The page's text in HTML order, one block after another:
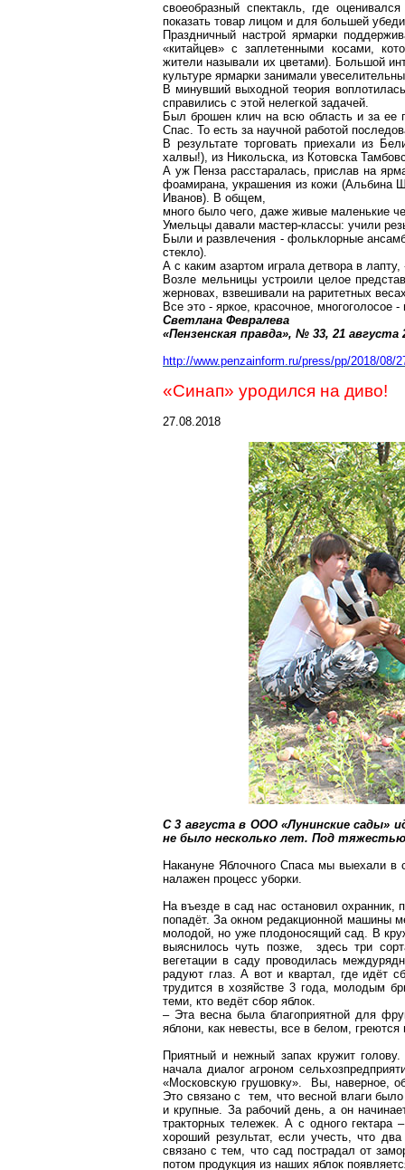
своеобразный спектакль, где
показать товар лицом и для большей
Праздничный настрой ярмарки
«китайцев» с заплетенными косами,
жители называли их цветами). Большой
культуре ярмарки занимали
В минувший выходной теория
справились с этой нелегкой задачей.
Был брошен клич на всю область и за ее
Спас. То есть за научной работой
В результате торговать приехали из
халвы!), из Никольска, из Котовска
А уж Пензарасстаралась, прислав на
фоамирана, украшения из кожи (Альбина
Иванов). В общем,
много было чего, даже живые маленькие
Умельцы давали мастер-классы: учили
Были и развлечения - фольклорные
стекло).
А с каким азартом играла детвора в
Возле мельницы устроили целое
жерновах, взвешивали на раритетных
Все это - яркое, красочное,
Светлана Февралева
«Пензенская правда», № 33, 21 августа
http://www.penzainform.ru/press/pp/2018/08/
«Синап» уродился на диво!
27.08.2018
С 3 августа в ООО «Лунинские сады»
не было несколько лет. Под
Накануне Яблочного Спаса мы выехали в
налажен процесс уборки.
Навъезде в сад нас остановил
попадёт. За окном редакционной машины
молодой, но уже плодоносящий сад. В
выяснилось чуть позже, здесь три
вегетации в саду проводилась
радуют глаз. А вот и квартал, где идёт
трудится в хозяйстве 3 года, молодым
теми, кто ведёт сбор яблок.
– Эта весна была благоприятной для
яблони, как невесты, все в белом,
Приятный и нежный запах кружит
начала диалог агроном
«Московскую грушовку». Вы, наверное,
Это связано с тем, что весной влаги
и крупные. За рабочий день, а он
тракторных тележек. А с одного
хороший результат, если учесть, что
связано с тем, что сад пострадал от
потом продукция из наших яблок